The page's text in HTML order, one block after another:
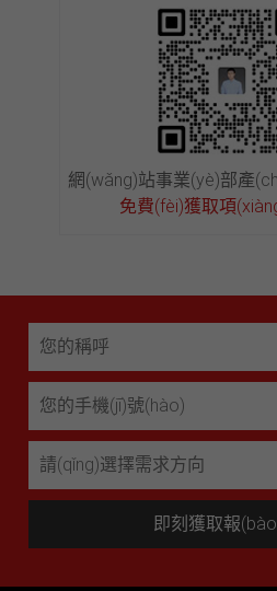
網(wǎng)站事業(yè)部產
免費(fèi)獲取項
即刻獲取報